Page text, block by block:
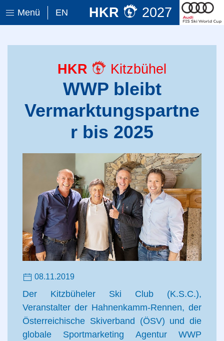
Menü EN HKR 2027
HKR Kitzbühel
WWP bleibt
Vermarktungspartne
r bis 2025
08.11.2019
Der Kitzbüheler Ski Club (K.S.C.),
Veranstalter der Hahnenkamm-Rennen, der
Österreichische Skiverband (ÖSV) und die
globale Sportmarketing Agentur WWP